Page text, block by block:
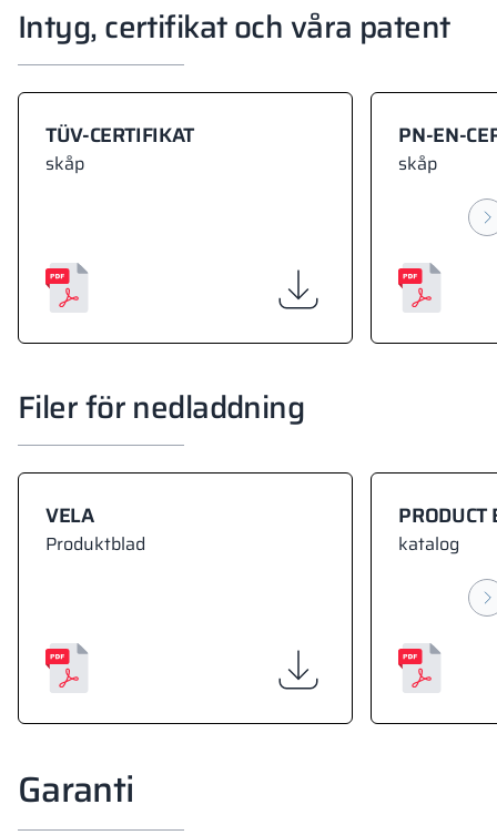
Intyg, certifikat och våra patent
TÜV-CERTIFIKAT
skåp
PN-EN-
skåp
Filer för nedladdning
VELA
Produktblad
PRODUCT
katalog
Garanti